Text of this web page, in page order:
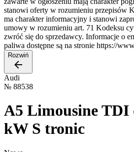
stanowi oferty w rozumieniu przepisów
ma charakter informacyjny i stanowi
umowy w rozumieniu art. 71 Kodeksu
zwróć się do sprzedawcy. Informacje o
paliwa dostępne są na stronie https://
Rozwiń
Audi
№ 88538
A5 Limousine TDI
kW S tronic